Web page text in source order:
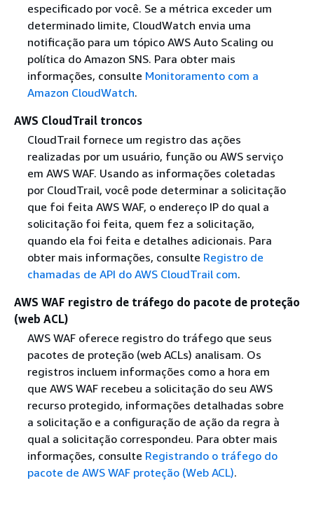
especificado por você. Se a métrica exceder um
determinado limite, CloudWatch envia uma
notificação para um tópico AWS Auto Scaling ou
política do Amazon SNS. Para obter mais
informações, consulte Monitoramento com a
Amazon CloudWatch.
AWS CloudTrail troncos
CloudTrail fornece um registro das ações
realizadas por um usuário, função ou AWS serviço
em AWS WAF. Usando as informações coletadas
por CloudTrail, você pode determinar a solicitação
que foi feita AWS WAF, o endereço IP do qual a
solicitação foi feita, quem fez a solicitação,
quando ela foi feita e detalhes adicionais. Para
obter mais informações, consulte Registro de
chamadas de API do AWS CloudTrail com.
AWS WAF registro de tráfego do pacote de proteção
(web ACL)
AWS WAF oferece registro do tráfego que seus
pacotes de proteção (web ACLs) analisam. Os
registros incluem informações como a hora em
que AWS WAF recebeu a solicitação do seu AWS
recurso protegido, informações detalhadas sobre
a solicitação e a configuração de ação da regra à
qual a solicitação correspondeu. Para obter mais
informações, consulte Registrando o tráfego do
pacote de AWS WAF proteção (Web ACL).